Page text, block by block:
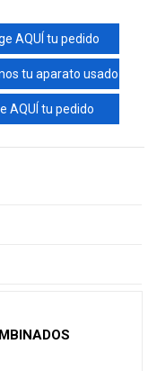
AQUÍ tu pedido
tu aparato usado
AQUÍ tu pedido